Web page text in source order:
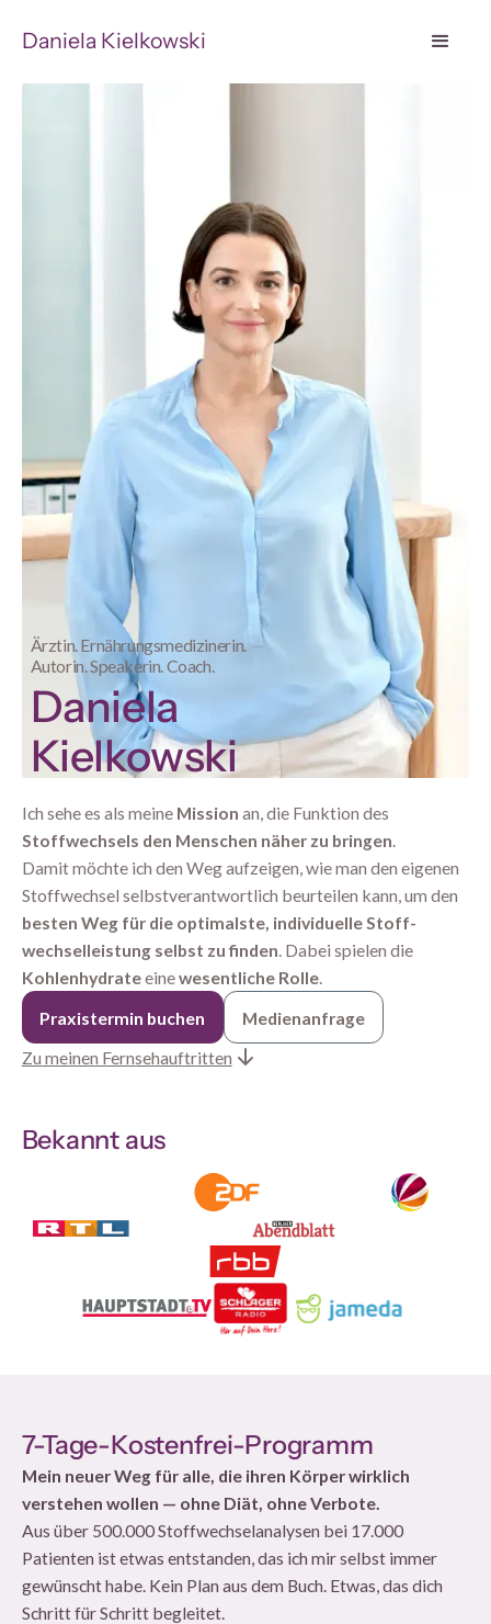
Daniela Kielkowski
Ärztin. Ernährungsmedizinerin.
Autorin. Speakerin. Coach.
Daniela
Kielkowski
Ich sehe es als meine Mission an, die Funktion des
Stoffwechsels den Menschen näher zu bringen
Damit möchte ich den Weg aufzeigen, wie man den eigenen
Stoffwechsel selbst­verantwortlich beur­tei­len kann, um den
besten Weg für die opti­mal­ste, individuelle Stoff­
wechsel­­leis­tung selbst zu finden . Dabei spielen die
Kohlenhydrateeinewesentliche Rolle.
Praxistermin buchen
Medienanfrage
Zu meinen Fernsehauftritten
Bekannt aus
7-Tage-Kostenfrei-Programm
Mein neuer Weg für alle, die ihren Körper wirklich
verstehen wollen — ohne Diät, ohne Verbote.
Aus über 500.000 Stoffwechselanalysen bei 17.000
Patienten ist etwas entstanden, das ich mir selbst immer
gewünscht habe. Kein Plan aus dem Buch. Etwas, das dich
Schritt für Schritt begleitet.